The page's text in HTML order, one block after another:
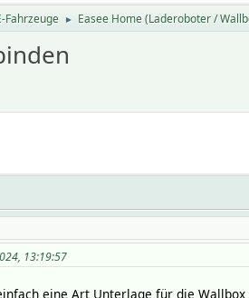
Fahrzeuge ► Easee Home (Laderoboter /
13:19:57
eine Art Unterlage für die